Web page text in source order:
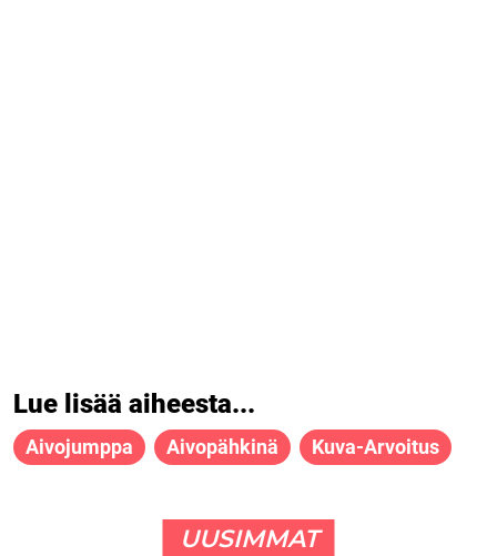
Lue lisää aiheesta...
Aivojumppa Aivopähkinä Kuva-Arvoitus
UUSIMMAT